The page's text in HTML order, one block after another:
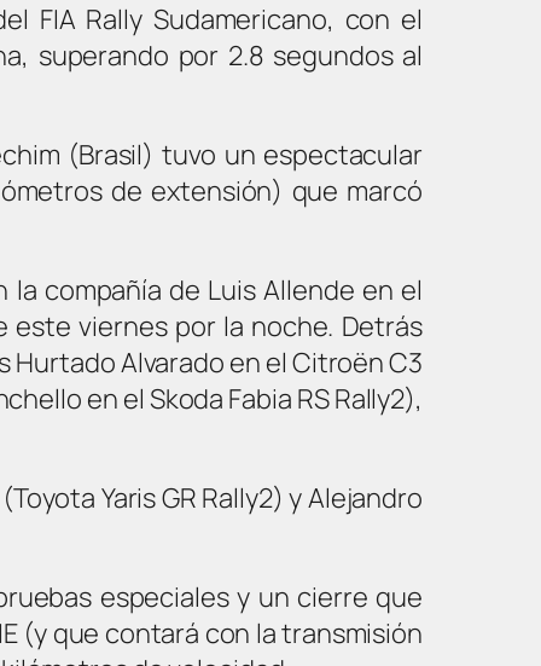
FIA Rally Sudamericano, con el
superando por 2.8 segundos al
(Brasil) tuvo un espectacular
de extensión) que marcó
compañía de Luis Allende en el
este viernes por la noche. Detrás
Hurtado Alvarado en el Citroën C3
en el Skoda Fabia RS Rally2),
Yaris GR Rally2) y Alejandro
especiales y un cierre que
(y que contará con la transmisión